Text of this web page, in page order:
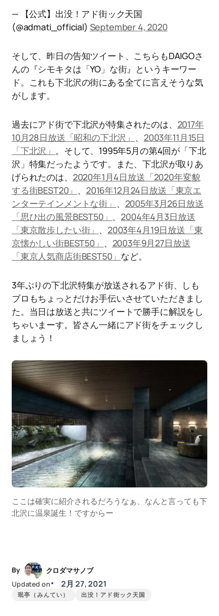
— 【公式】出没！アド街ック天国
(@admati_official) September 4, 2020
そして、昨日の告知ツイート、こちらもDAIGOさ
んの『シモキタは「YO」な街』というキーワー
ド。これも下北沢の街にある全てに言えそうな気
がします。
過去にアド街で下北沢が特集されたのは、 2017年
10月28日放送「昭和の下北沢」 、 2003年11月15日
「下北沢」 。そして、1995年5月の第4回が「下北
沢」特集だったようです。また、下北沢が取りあ
げられたのは、 2020年1月4日放送「2020年変貌
する街BEST20」 、 2016年12月24日放送「東京エ
ンターテインメントな街」 、 2005年3月26日放送
「思ひ出の風景BEST50」 、 2004年4月3日放送
「東京散歩したい街」 、 2003年4月19日放送「東
京懐かしい街BEST50」 、 2003年9月27日放送
「東京人気商店街BEST50」 など。
3年ぶりの下北沢特集が放送されるアド街、しも
ブロもちょっとだけお手伝いさせていただきまし
た。当日は放送と共にツイートで勝手に解説をし
ちゃいまーす。皆さん一緒にアド街をチェックし
ましょう！
ここは確実に紹介されるだろうなぁ、なんと言っても下
北沢に温泉誕生！ですからー
By
クロダマサノブ
Updated on
2月 27, 2021
珉亭（みんてい） 出没！アド街ック天国